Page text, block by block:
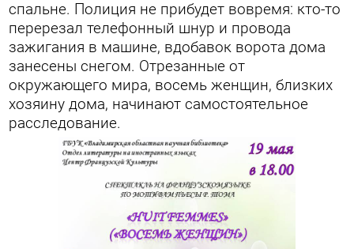
спальне. Полиция не прибудет вовремя: кто-то
перерезал телефонный шнур и провода
зажигания в машине, вдобавок ворота дома
занесены снегом. Отрезанные от
окружающего мира, восемь женщин, близких
хозяину дома, начинают самостоятельное
расследование.